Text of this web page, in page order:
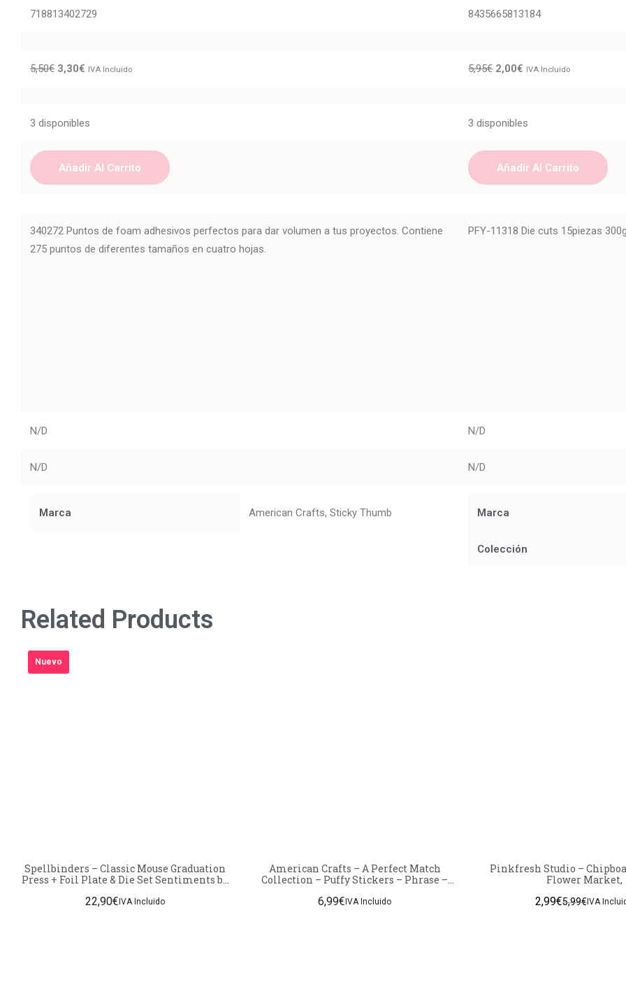
718813402729 8435665813184
5,50€ 3,30€ IVA Incluido 5,95€ 2,00€ IVA Incluido
3 disponibles 3 disponibles
Añadir Al Carrito Añadir Al Carrito
340272 Puntos de foam adhesivos perfectos para dar volumen a tus proyectos. Contiene
275 puntos de diferentes tamaños en cuatro hojas.
PFY-11318 Die cuts 15piezas
N/D N/D
N/D N/D
Marca American Crafts, Sticky Thumb Marca
Colección
Related Products
Nuevo
Spellbinders – Classic Mouse Graduation
Press + Foil Plate & Die Set Sentiments by
22,90€IVA Incluido
American Crafts – A Perfect Match
Collection – Puffy Stickers – Phrase –
6,99€IVA Incluido
Pinkfresh Studio –
Flower Market,
5,99€
2,99€ IVA